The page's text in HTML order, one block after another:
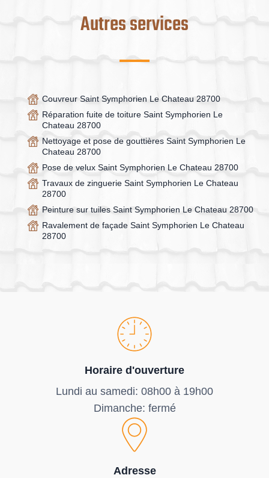
Autres services
Couvreur Saint Symphorien Le Chateau 28700
Réparation fuite de toiture Saint Symphorien Le
Chateau 28700
Nettoyage et pose de gouttières Saint Symphorien Le
Chateau 28700
Pose de velux Saint Symphorien Le Chateau 28700
Travaux de zinguerie Saint Symphorien Le Chateau
28700
Peinture sur tuiles Saint Symphorien Le Chateau 28700
Ravalement de façade Saint Symphorien Le Chateau
28700
Horaire d'ouverture
Lundi au samedi: 08h00 à 19h00
Dimanche: fermé
Adresse